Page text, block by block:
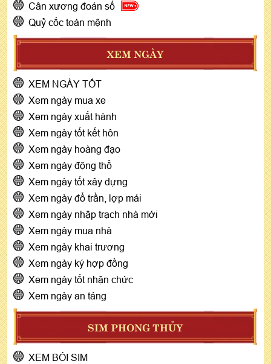
Cân xương đoán số
Quỷ cốc toán mệnh
XEM NGÀY
XEM NGÀY TỐT
Xem ngày mua xe
Xem ngày xuất hành
Xem ngày tốt kết hôn
Xem ngày hoàng đạo
Xem ngày động thổ
Xem ngày tốt xây dựng
Xem ngày đổ trần, lợp mái
Xem ngày nhập trạch nhà mới
Xem ngày mua nhà
Xem ngày khai trương
Xem ngày ký hợp đồng
Xem ngày tốt nhận chức
Xem ngày an táng
SIM PHONG THỦY
XEM BÓI SIM